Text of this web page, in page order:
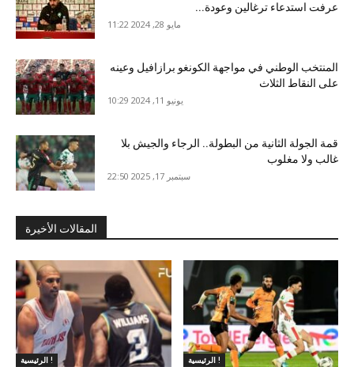
عرفت استدعاء ترغالين وعودة...
مايو 28, 2024 11:22
المنتخب الوطني في مواجهة الكونغو برازافيل وعينه
على النقاط الثلاث
يونيو 11, 2024 10:29
قمة الجولة الثانية من البطولة.. الرجاء والجيش بلا
غالب ولا مغلوب
سبتمبر 17, 2025 22:50
المقالات الأخيرة
الرئيسية ! الرئيسية !